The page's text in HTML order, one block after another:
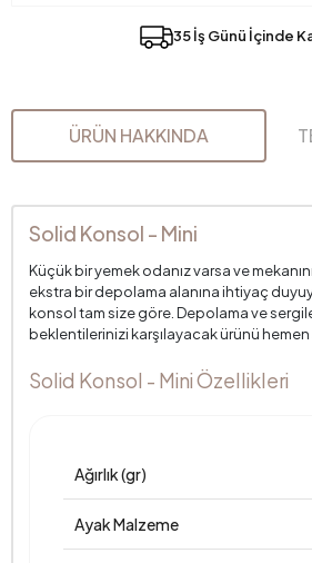
35 İş Günü İçinde
ÜRÜN HAKKINDA
Solid Konsol - Mini
Küçük bir yemek odanız varsa ve
ekstra bir depolama alanına ihtiyaç
konsol tam size göre. Depolama ve
beklentilerinizi karşılayacak ürünü hemen
Solid Konsol - Mini Özellikleri
Ağırlık (gr)
Ayak Malzeme